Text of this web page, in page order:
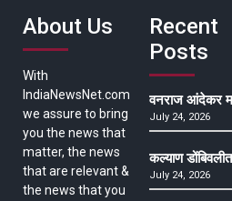
About Us
With
IndiaNewsNet.com
we assure to bring
you the news that
matter, the news
that are relevant &
the news that you
Recent
Posts
वनराज आंदेकर
July 24, 2026
कल्याण
July 24, 2026